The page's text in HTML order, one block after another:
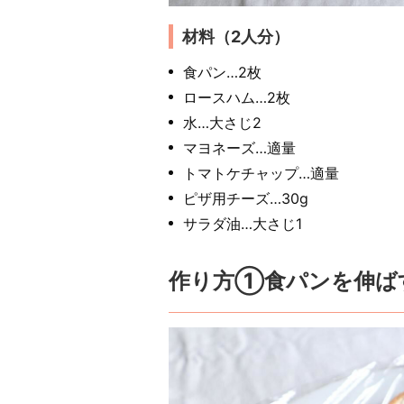
材料（2人分）
食パン…2枚
ロースハム…2枚
水…大さじ2
マヨネーズ…適量
トマトケチャップ…適量
ピザ用チーズ…30g
サラダ油…大さじ1
作り方①食パンを伸ば